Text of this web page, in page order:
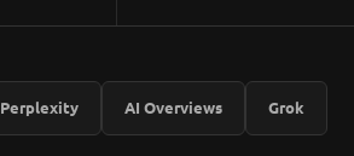
Perplexity AI Overviews Grok